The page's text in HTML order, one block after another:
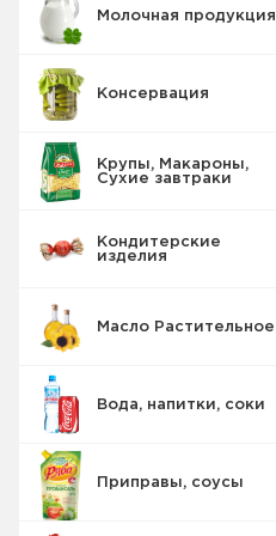
Молочная продукция
Консервация
Крупы, Макароны,
Сухие завтраки
Кондитерские
изделия
Масло Растительное
Вода, напитки, соки
Приправы, соусы